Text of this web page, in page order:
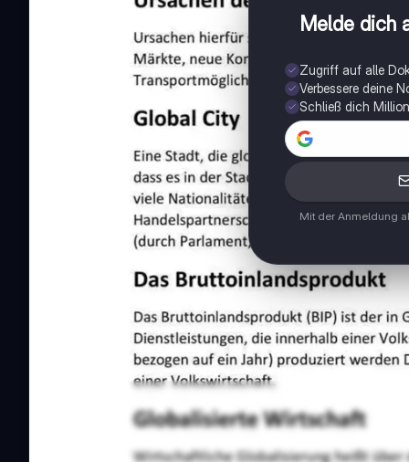
Melde dich
Zugriff auf alle
Verbessere deine
Schließ dich
Mit der Anmeldung